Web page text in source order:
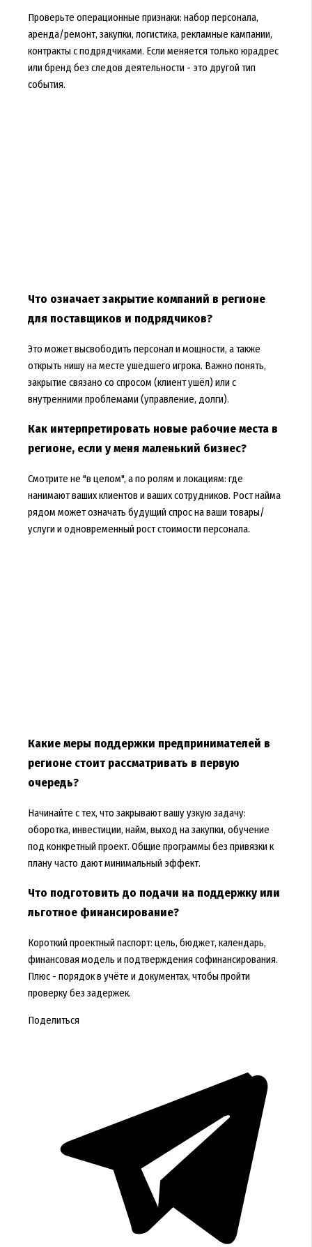
Проверьте операционные признаки: набор персонала,
аренда/ремонт, закупки, логистика, рекламные кампании,
контракты с подрядчиками. Если меняется только юрадрес
или бренд без следов деятельности - это другой тип
события.
Что означает закрытие компаний в регионе
для поставщиков и подрядчиков?
Это может высвободить персонал и мощности, а также
открыть нишу на месте ушедшего игрока. Важно понять,
закрытие связано со спросом (клиент ушёл) или с
внутренними проблемами (управление, долги).
Как интерпретировать новые рабочие места в
регионе, если у меня маленький бизнес?
Смотрите не "в целом", а по ролям и локациям: где
нанимают ваших клиентов и ваших сотрудников. Рост найма
рядом может означать будущий спрос на ваши товары/
услуги и одновременный рост стоимости персонала.
Какие меры поддержки предпринимателей в
регионе стоит рассматривать в первую
очередь?
Начинайте с тех, что закрывают вашу узкую задачу:
оборотка, инвестиции, найм, выход на закупки, обучение
под конкретный проект. Общие программы без привязки к
плану часто дают минимальный эффект.
Что подготовить до подачи на поддержку или
льготное финансирование?
Короткий проектный паспорт: цель, бюджет, календарь,
финансовая модель и подтверждения софинансирования.
Плюс - порядок в учёте и документах, чтобы пройти
проверку без задержек.
Поделиться